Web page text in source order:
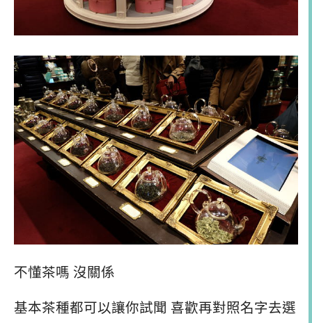
不懂茶嗎 沒關係
基本茶種都可以讓你試聞 喜歡再對照名字去選